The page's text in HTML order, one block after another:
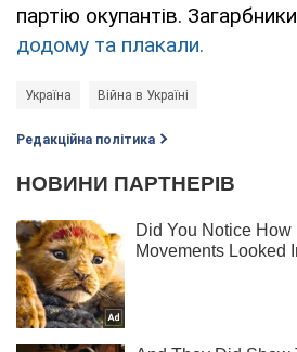
партію окупантів. Загарбники
додому та плакали.
Україна Війна в Україні
Редакційна політика